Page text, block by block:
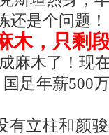
还是个问题！
木，只剩
麻木了！现
足年薪500
有立柱和颜